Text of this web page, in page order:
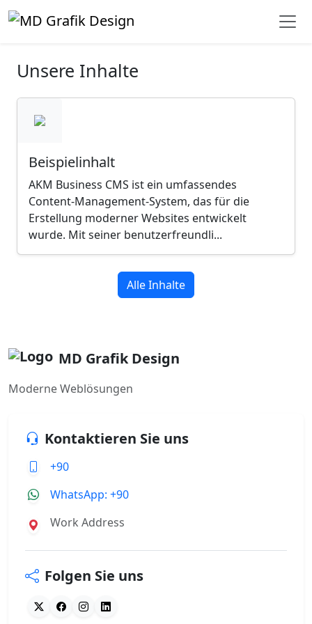
Unsere Inhalte
Beispielinhalt
AKM Business CMS ist ein umfassendes
Content-Management-System, das für die
Erstellung moderner Websites entwickelt
wurde. Mit seiner benutzerfreundli...
Alle Inhalte
MD Grafik Design
Moderne Weblösungen
Kontaktieren Sie uns
+90
WhatsApp: +90
Work Address
Folgen Sie uns